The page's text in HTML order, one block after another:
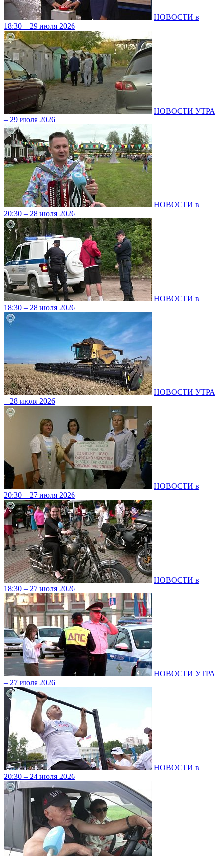
НОВОСТИ в
18:30 – 29 июля 2026
НОВОСТИ УТРА
– 29 июля 2026
НОВОСТИ в
20:30 – 28 июля 2026
НОВОСТИ в
18:30 – 28 июля 2026
НОВОСТИ УТРА
– 28 июля 2026
НОВОСТИ в
20:30 – 27 июля 2026
НОВОСТИ в
18:30 – 27 июля 2026
НОВОСТИ УТРА
– 27 июля 2026
НОВОСТИ в
20:30 – 24 июля 2026